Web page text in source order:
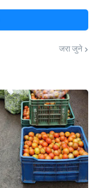
जरा जुने